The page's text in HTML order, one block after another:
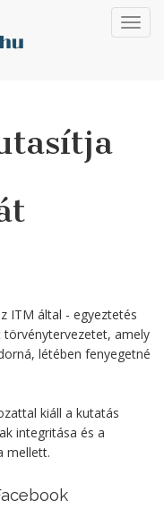
ITM által - egyeztetés
amely
létében fenyegetné
kiáll a kutatás
integritása és a
mellett.